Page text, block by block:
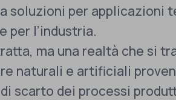
soluzioni per applicazioni
per l’industria.
ma una realtà che si
naturali e artificiali
scarto dei processi